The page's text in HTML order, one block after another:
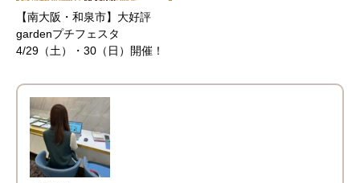
【南大阪・和泉市】大好評
gardenプチフェスタ
4/29（土）・30（日）開催！